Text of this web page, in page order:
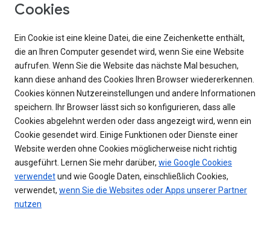
Cookies
Ein Cookie ist eine kleine Datei, die eine Zeichenkette enthält,
die an Ihren Computer gesendet wird, wenn Sie eine Website
aufrufen. Wenn Sie die Website das nächste Mal besuchen,
kann diese anhand des Cookies Ihren Browser wiedererkennen.
Cookies können Nutzereinstellungen und andere Informationen
speichern. Ihr Browser lässt sich so konfigurieren, dass alle
Cookies abgelehnt werden oder dass angezeigt wird, wenn ein
Cookie gesendet wird. Einige Funktionen oder Dienste einer
Website werden ohne Cookies möglicherweise nicht richtig
ausgeführt. Lernen Sie mehr darüber, wie Google Cookies
verwendetund wie Google Daten, einschließlich Cookies,
verwendet, wenn Sie die Websites oder Apps unserer Partner
nutzen